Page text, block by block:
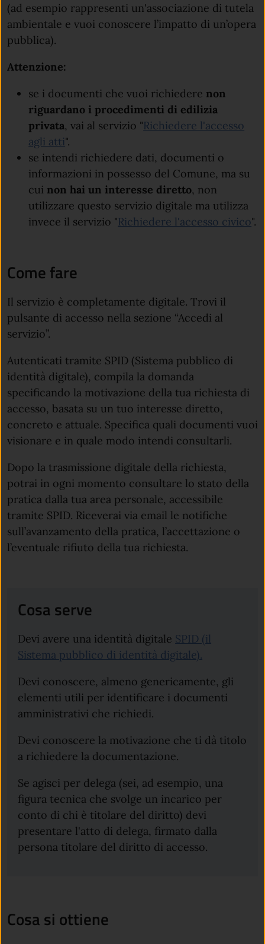
(ad esempio rappresenti un'associazione di tutela
ambientale e vuoi conoscere l’impatto di un’opera
pubblica).
Attenzione:
se i documenti che vuoi richiedere non
riguardano i procedimenti di edilizia
privata, vai al servizio "Richiedere l'accesso
agli atti".
se intendi richiedere dati, documenti o
informazioni in possesso del Comune, ma su
cui non hai un interesse diretto, non
utilizzare questo servizio digitale ma utilizza
invece il servizio "Richiedere l'accesso civico".
Come fare
Il servizio è completamente digitale. Trovi il
pulsante di accesso nella sezione “Accedi al
servizio”.
Autenticati tramite SPID (Sistema pubblico di
identità digitale), compila la domanda
specificando la motivazione della tua richiesta di
accesso, basata su un tuo interesse diretto,
concreto e attuale. Specifica quali documenti vuoi
visionare e in quale modo intendi consultarli.
Dopo la trasmissione digitale della richiesta,
potrai in ogni momento consultare lo stato della
pratica dalla tua area personale, accessibile
tramite SPID. Riceverai via email le notifiche
sull’avanzamento della pratica, l’accettazione o
l’eventuale rifiuto della tua richiesta.
Cosa serve
Devi avere una identità digitale SPID (il
Sistema pubblico di identità digitale).
Devi conoscere, almeno genericamente, gli
elementi utili per identificare i documenti
amministrativi che richiedi.
Devi conoscere la motivazione che ti dà titolo
a richiedere la documentazione.
Se agisci per delega (sei, ad esempio, una
figura tecnica che svolge un incarico per
conto di chi è titolare del diritto) devi
presentare l'atto di delega, firmato dalla
persona titolare del diritto di accesso.
Cosa si ottiene